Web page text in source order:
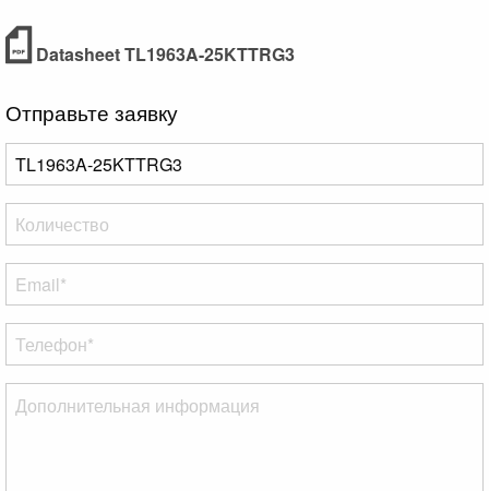
Datasheet TL1963A-25KTTRG3
Отправьте заявку